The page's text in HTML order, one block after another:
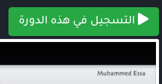
التسجيل في هذه الدورة